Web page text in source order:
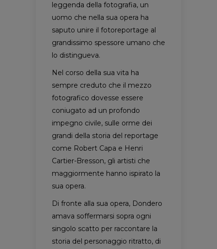
leggenda della fotografia, un
uomo che nella sua opera ha
saputo unire il fotoreportage al
grandissimo spessore umano che
lo distingueva.
Nel corso della sua vita ha
sempre creduto che il mezzo
fotografico dovesse essere
coniugato ad un profondo
impegno civile, sulle orme dei
grandi della storia del reportage
come Robert Capa e Henri
Cartier-Bresson, gli artisti che
maggiormente hanno ispirato la
sua opera.
Di fronte alla sua opera, Dondero
amava soffermarsi sopra ogni
singolo scatto per raccontare la
storia del personaggio ritratto, di